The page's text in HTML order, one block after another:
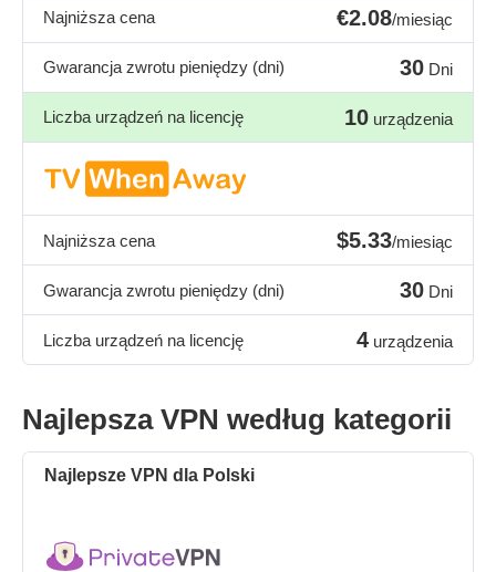
Najniższa cena €2.08/miesiąc
Gwarancja zwrotu pieniędzy (dni) 30 Dni
Liczba urządzeń na licencję 10 urządzenia
Najniższa cena $5.33/miesiąc
Gwarancja zwrotu pieniędzy (dni) 30 Dni
Liczba urządzeń na licencję 4 urządzenia
Najlepsza VPN według kategorii
Najlepsze VPN dla Polski